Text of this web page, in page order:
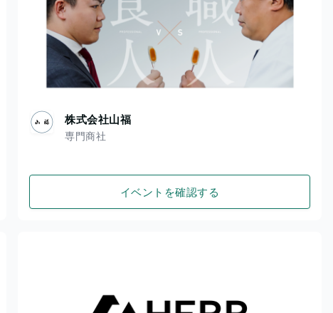
株式会社山福
専門商社
イベントを確認する